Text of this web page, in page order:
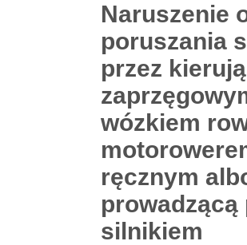
Naruszenie
poruszania
przez
wózkiem
ręcznym
prowadzącą
silnikiem